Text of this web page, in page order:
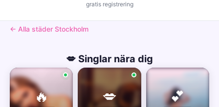
gratis registrering
← Alla städer Stockholm
💋 Singlar nära dig
🔥 💋 💕